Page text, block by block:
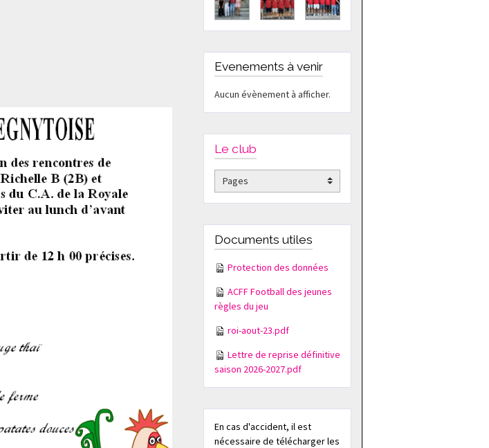
Evenements à venir
Aucun évènement à afficher.
Le club
Documents utiles
Protection des données
ACFF Football des jeunes
règles du jeu
roi-aout-23.pdf
Lettre de reprise définitive
saison 2026-2027.pdf
En cas d'accident, il est
nécessaire de télécharger les